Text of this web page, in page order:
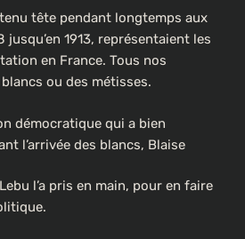
tête pendant longtemps aux
1913, représentaient les
en France. Tous nos
ou des métisses.
démocratique qui a bien
l’arrivée des blancs, Blaise
l’a pris en main, pour en faire